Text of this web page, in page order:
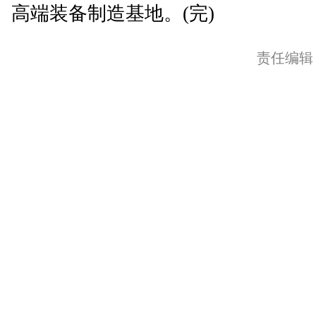
高端装备制造基地。(完)
责任编